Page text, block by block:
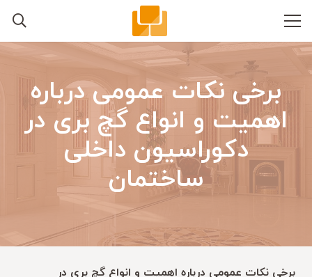
برخی نکات عمومی درباره
اهمیت و انواع گچ بری در
دکوراسیون داخلی
ساختمان
برخی نکات عمومی درباره اهمیت و انواع گچ بری در